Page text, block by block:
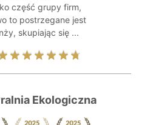
część grupy firm,
to postrzegane jest
skupiając się ...
Ekologiczna